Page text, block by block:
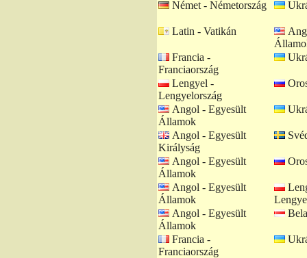
Német - Németország
Latin - Vatikán
Francia -
Franciaország
Lengyel -
Lengyelország
Angol - Egyesült
Államok
Angol - Egyesült
Királyság
Angol - Egyesült
Államok
Angol - Egyesült
Államok
Angol - Egyesült
Államok
Francia -
Franciaország